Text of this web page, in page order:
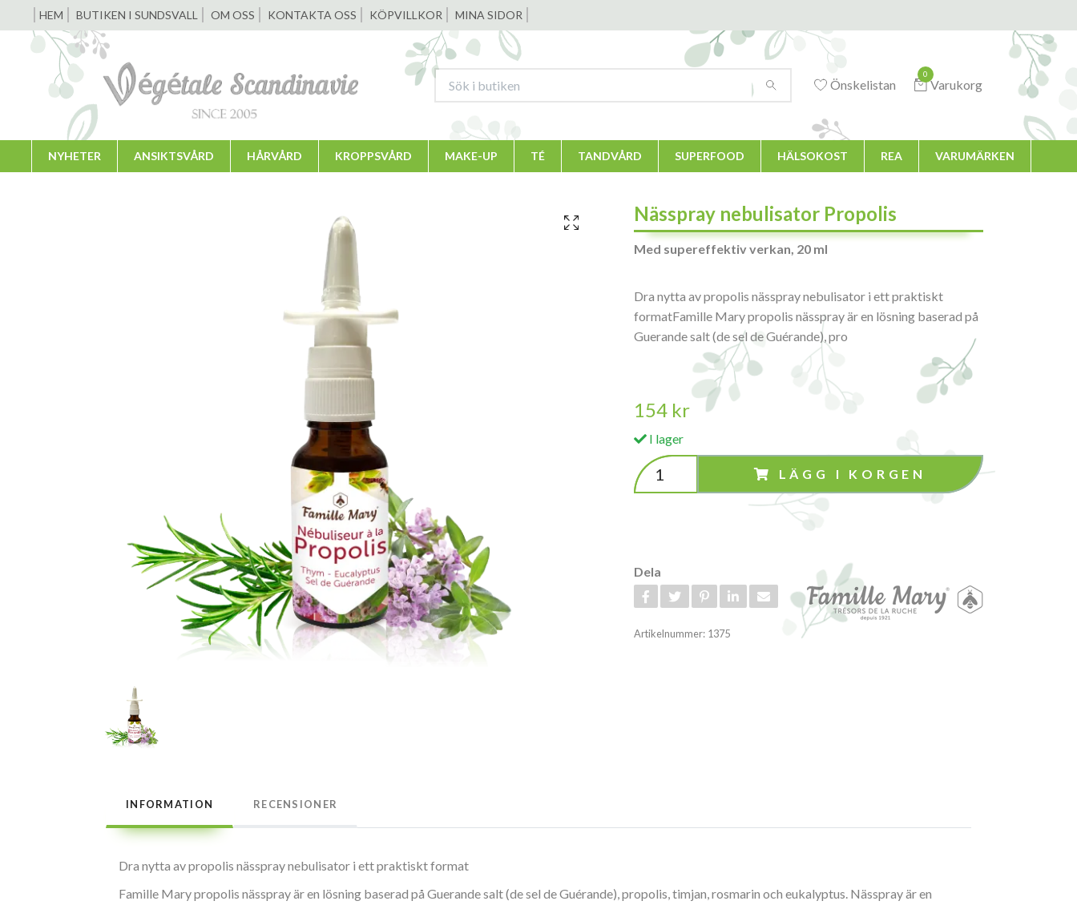
HEM BUTIKEN I SUNDSVALL OM OSS KONTAKTA OSS KÖPVILLKOR MINA SIDOR
Önskelistan
0
Varukorg
NYHETER ANSIKTSVÅRD HÅRVÅRD KROPPSVÅRD MAKE-UP TÉ TANDVÅRD SUPERFOOD HÄLSOKOST REA VARUMÄRKEN
Nässpray nebulisator Propolis
Med supereffektiv verkan, 20 ml
Dra nytta av propolis nässpray nebulisator i ett praktiskt
formatFamille Mary propolis nässpray är en lösning baserad på
Guerande salt (de sel de Guérande), pro
154 kr
I lager
LÄGG I KORGEN
Dela
Artikelnummer: 1375
INFORMATION RECENSIONER
Dra nytta av propolis nässpray nebulisator i ett praktiskt format
Famille Mary propolis nässpray är en lösning baserad på Guerande salt (de sel de Guérande), propolis, timjan, rosmarin och eukalyptus. Nässpray är en